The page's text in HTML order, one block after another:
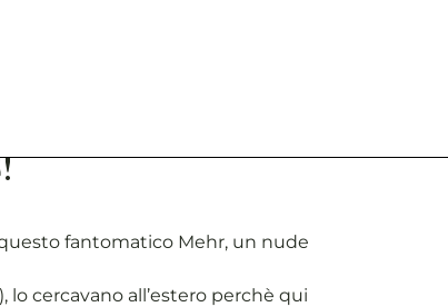
fantomatico Mehr, un nude
cercavano all’estero perchè qui